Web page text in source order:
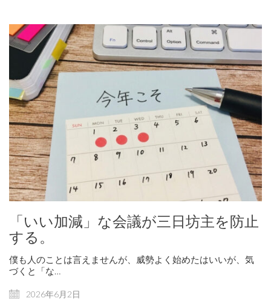
「いい加減」な会議が三日坊主を防止
する。
僕も人のことは言えませんが、威勢よく始めたはいいが、気
づくと「な…
2026年6月2日